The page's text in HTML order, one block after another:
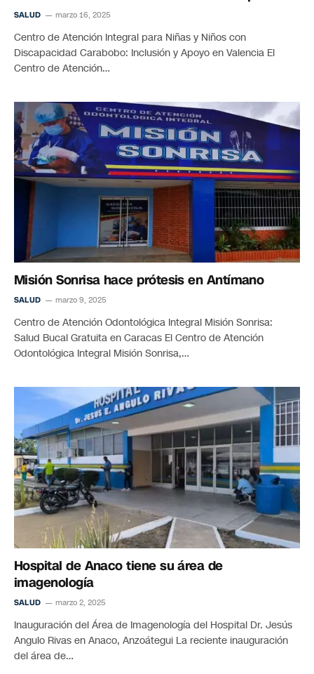
SALUD marzo 16, 2025
Centro de Atención Integral para Niñas y Niños con
Discapacidad Carabobo: Inclusión y Apoyo en Valencia El
Centro de Atención…
Misión Sonrisa hace prótesis en Antímano
SALUD marzo 9, 2025
Centro de Atención Odontológica Integral Misión Sonrisa:
Salud Bucal Gratuita en Caracas El Centro de Atención
Odontológica Integral Misión Sonrisa,…
Hospital de Anaco tiene su área de
imagenología
SALUD marzo 2, 2025
Inauguración del Área de Imagenología del Hospital Dr. Jesús
Angulo Rivas en Anaco, Anzoátegui La reciente inauguración
del área de…